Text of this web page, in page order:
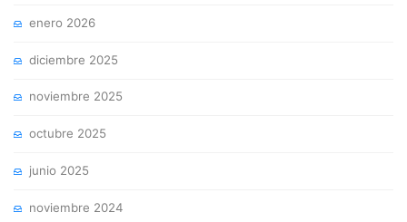
enero 2026
diciembre 2025
noviembre 2025
octubre 2025
junio 2025
noviembre 2024